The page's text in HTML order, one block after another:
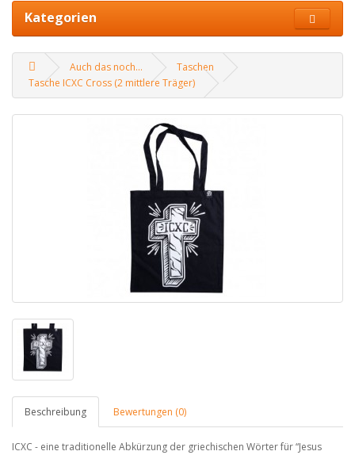
Kategorien
Auch das noch...
Taschen
Tasche ICXC Cross (2 mittlere Träger)
Beschreibung Bewertungen (0)
ICXC - eine traditionelle Abkürzung der griechischen Wörter für “Jesus